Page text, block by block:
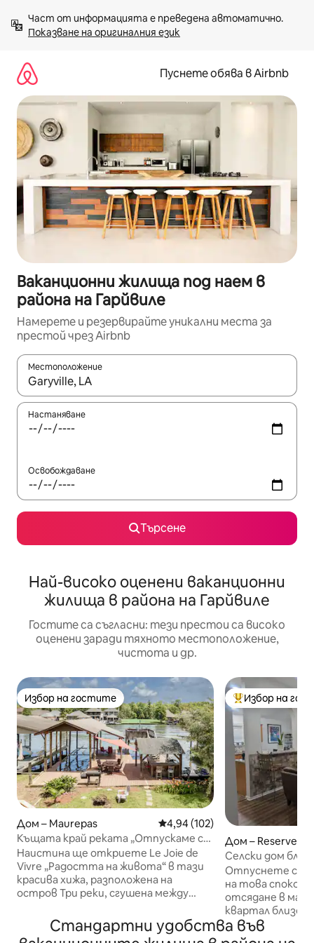
към
съдържанието
Показване на оригиналния език
Пуснете обява в Airbnb
Ваканционни жилища под наем в
района на Гарйвиле
Намерете и резервирайте уникални места за
престой чрез Airbnb
Местоположение
Когато резултатите се покажат, използвайте
Настаняване
Освобождаване
Търсене
Най-високо оценени ваканционни
жилища в района на Гарйвиле
Гостите са съгласни: тези престои са високо
оценени заради тяхното местоположение,
чистота и др.
Избор на гостите
Избор на гостите
Дом – Maurepas Средна оценка: 4,94 от 5,
4,94 (102)
Къщата край реката „Отпускаме се
като каджунци!“
Наистина ще откриете Le Joie de
Vivre „Радостта на живота“ в тази
красива хижа, разположена на
остров Три реки, сгушена между
момента, в който стъпите на
предоставената количка за голф,
Най-популярен
Избор на
Дом – Reserve
Селски дом
Орлиънс
Отпуснете се
на това
отсядане в малък
квартал близо
магистрала на
Орлиънс и на
Стандартни удобства във